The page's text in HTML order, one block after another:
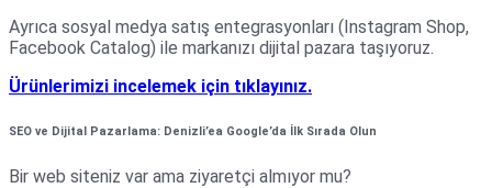
Ayrıca sosyal medya satış entegrasyonları (Instagram Shop,
Facebook Catalog) ile markanızı dijital pazara taşıyoruz.
Ürünlerimizi incelemek için tıklayınız.
SEO ve Dijital Pazarlama: Denizli’ea Google’da İlk Sırada Olun
Bir web siteniz var ama ziyaretçi almıyor mu?